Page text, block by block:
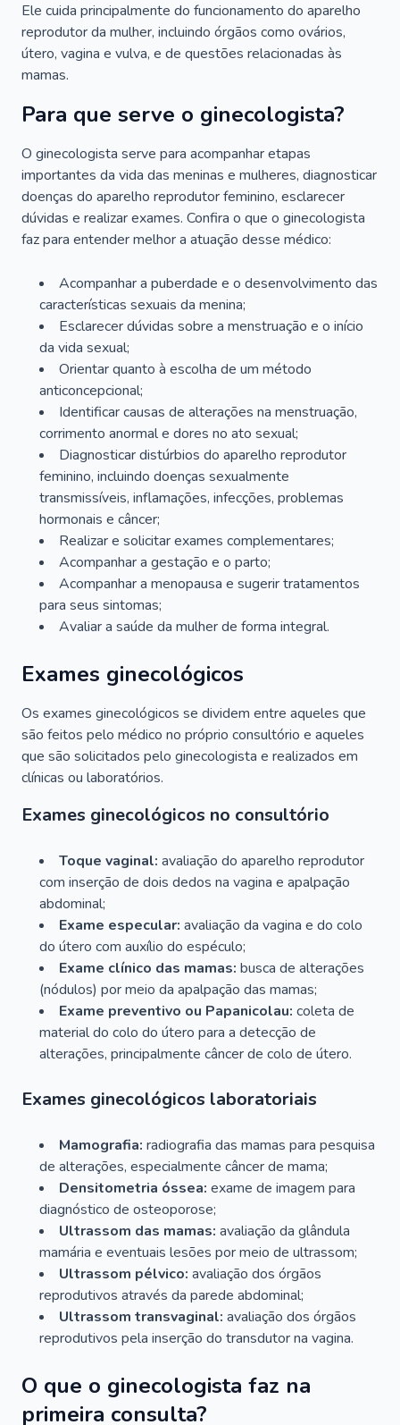
Ele cuida principalmente do funcionamento do aparelho
reprodutor da mulher, incluindo órgãos como ovários,
útero, vagina e vulva, e de questões relacionadas às
mamas.
Para que serve o ginecologista?
O ginecologista serve para acompanhar etapas
importantes da vida das meninas e mulheres, diagnosticar
doenças do aparelho reprodutor feminino, esclarecer
dúvidas e realizar exames. Confira o que o ginecologista
faz para entender melhor a atuação desse médico:
Acompanhar a puberdade e o desenvolvimento das
características sexuais da menina;
Esclarecer dúvidas sobre a menstruação e o início
da vida sexual;
Orientar quanto à escolha de um método
anticoncepcional;
Identificar causas de alterações na menstruação,
corrimento anormal e dores no ato sexual;
Diagnosticar distúrbios do aparelho reprodutor
feminino, incluindo doenças sexualmente
transmissíveis, inflamações, infecções, problemas
hormonais e câncer;
Realizar e solicitar exames complementares;
Acompanhar a gestação e o parto;
Acompanhar a menopausa e sugerir tratamentos
para seus sintomas;
Avaliar a saúde da mulher de forma integral.
Exames ginecológicos
Os exames ginecológicos se dividem entre aqueles que
são feitos pelo médico no próprio consultório e aqueles
que são solicitados pelo ginecologista e realizados em
clínicas ou laboratórios.
Exames ginecológicos no consultório
Toque vaginal: avaliação do aparelho reprodutor
com inserção de dois dedos na vagina e apalpação
abdominal;
Exame especular: avaliação da vagina e do colo
do útero com auxílio do espéculo;
Exame clínico das mamas: busca de alterações
(nódulos) por meio da apalpação das mamas;
Exame preventivo ou Papanicolau: coleta de
material do colo do útero para a detecção de
alterações, principalmente câncer de colo de útero.
Exames ginecológicos laboratoriais
Mamografia: radiografia das mamas para pesquisa
de alterações, especialmente câncer de mama;
Densitometria óssea: exame de imagem para
diagnóstico de osteoporose;
Ultrassom das mamas: avaliação da glândula
mamária e eventuais lesões por meio de ultrassom;
Ultrassom pélvico: avaliação dos órgãos
reprodutivos através da parede abdominal;
Ultrassom transvaginal: avaliação dos órgãos
reprodutivos pela inserção do transdutor na vagina.
O que o ginecologista faz na
primeira consulta?